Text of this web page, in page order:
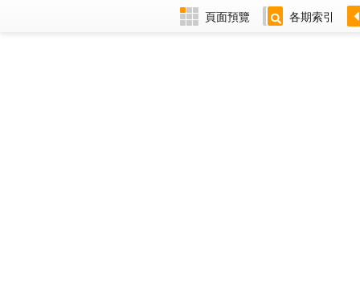
頁面預覽 各期索引